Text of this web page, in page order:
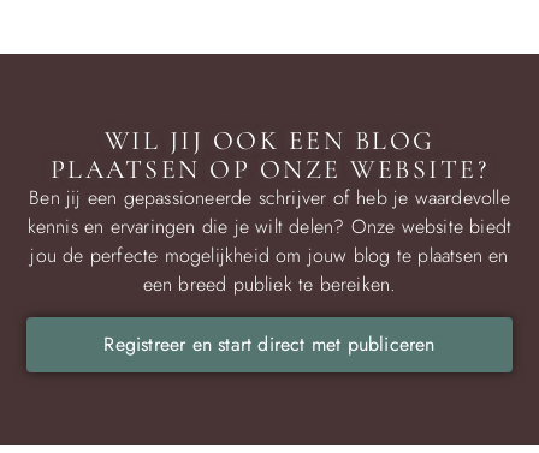
WIL JIJ OOK EEN BLOG
PLAATSEN OP ONZE WEBSITE?
Ben jij een gepassioneerde schrijver of heb je waardevolle
kennis en ervaringen die je wilt delen? Onze website biedt
jou de perfecte mogelijkheid om jouw blog te plaatsen en
een breed publiek te bereiken.
Registreer en start direct met publiceren